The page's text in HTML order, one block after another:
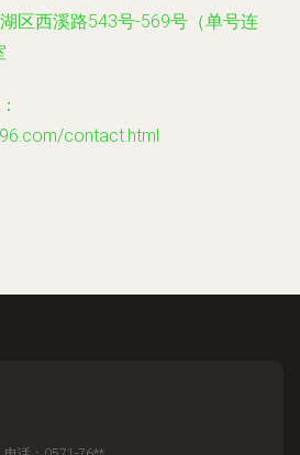
区西溪路543号-569号（单号连
contact.html